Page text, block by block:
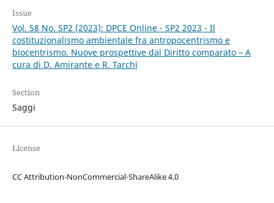
Issue
Vol. 58 No. SP2 (2023): DPCE Online - SP2 2023 - Il
costituzionalismo ambientale fra antropocentrismo e
biocentrismo. Nuove prospettive dal Diritto comparato – A
cura di D. Amirante e R. Tarchi
Section
Saggi
License
CC Attribution-NonCommercial-ShareAlike 4.0